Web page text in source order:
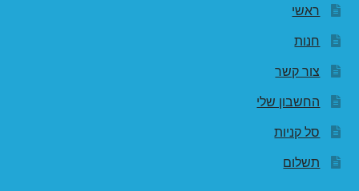
ראשי
חנות
צור קשר
החשבון שלי
סל קניות
תשלום